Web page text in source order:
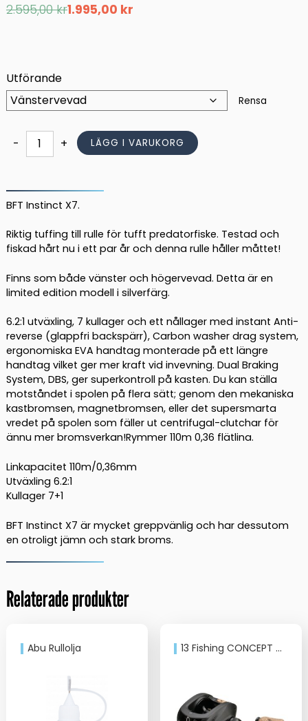
2.595,00kr
Det
ursprungliga
1.995,00 kr
Det
nuvarande
Utförande
Rensa
-
Instinct
Limited
Edition,
Profile
mängd
+ LÄGG I VARUKORG
BFT Instinct X7.
Riktig tuffing till rulle för tufft predatorfiske. Testad och
fiskad hårt nu i ett par år och denna rulle håller måttet!
Finns som både vänster och högervevad. Detta är en
limited edition modell i silverfärg.
6.2:1 utväxling, 7 kullager och ett nållager med instant Anti-
reverse (glappfri backspärr), Carbon washer drag system,
ergonomiska EVA handtag monterade på ett längre
handtag vilket ger mer kraft vid invevning. Dual Braking
System, DBS, ger superkontroll på kasten. Du kan ställa
motståndet i spolen på flera sätt; genom den mekaniska
kastbromsen, magnetbromsen, eller det supersmarta
vredet på spolen som fäller ut centrifugal-clutchar för
ännu mer bromsverkan!Rymmer 110m 0,36 flätlina.
Linkapacitet 110m/0,36mm
Utväxling 6.2:1
Kullager 7+1
BFT Instinct X7 är mycket greppvänlig och har dessutom
en otroligt jämn och stark broms.
Relaterade produkter
Abu Rullolja 13 Fishing CONCEPT A3 BC 6.3:1 LH